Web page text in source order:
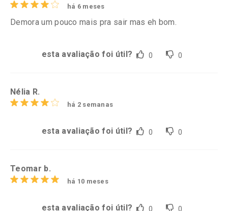
há 6 meses
Demora um pouco mais pra sair mas eh bom.
esta avaliação foi útil? 0 0
Nélia R.
há 2 semanas
esta avaliação foi útil? 0 0
Teomar b.
há 10 meses
esta avaliação foi útil? 0 0